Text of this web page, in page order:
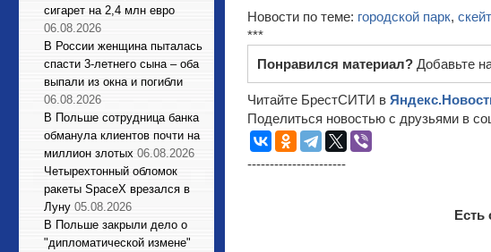
сигарет на 2,4 млн евро
06.08.2026
В России женщина пыталась
спасти 3-летнего сына – оба
выпали из окна и погибли
06.08.2026
В Польше сотрудница банка
обманула клиентов почти на
миллион злотых 06.08.2026
Четырехтонный обломок
ракеты SpaceX врезался в
Луну 05.08.2026
В Польше закрыли дело о
"дипломатической измене"
Новости по теме: городской парк,
***
Понравился материал? Добавьте
Читайте БрестСИТИ в
Поделиться новостью с друзьями в
----------------------
Есть